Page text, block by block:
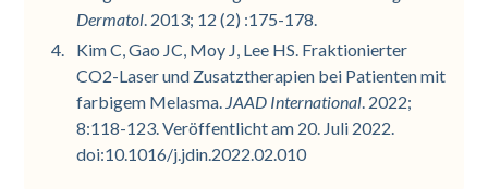
Dermatol. 2013; 12 (2) :175-178.
Kim C, Gao JC, Moy J, Lee HS. Fraktionierter
CO2-Laser und Zusatztherapien bei Patienten mit
farbigem Melasma. JAAD International. 2022;
8:118-123. Veröffentlicht am 20. Juli 2022.
doi:10.1016/j.jdin.2022.02.010